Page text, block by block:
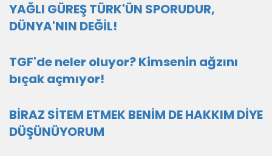
YAĞLI GÜREŞ TÜRK'ÜN SPORUDUR,
DÜNYA'NIN DEĞİL!
TGF'de neler oluyor? Kimsenin ağzını
bıçak açmıyor!
BİRAZ SİTEM ETMEK BENİM DE HAKKIM DİYE
DÜŞÜNÜYORUM